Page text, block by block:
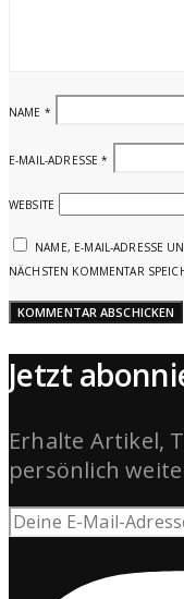
NAME *
E-MAIL-ADRESSE*
WEBSITE
NAME, E-MAIL-ADRESSE
NÄCHSTEN KOMMENTAR
Jetzt
Erhalte Artikel,
persönlich